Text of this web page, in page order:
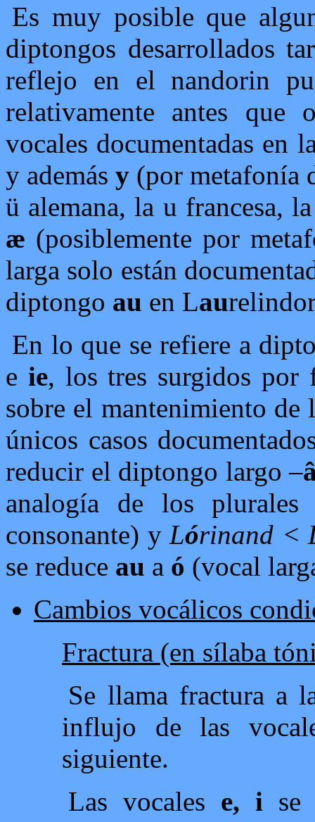
Es muy posible que
diptongos desarrollados
reflejo en el nandorin
relativamente antes que
vocales documentadas en
y además y (por metafonía
ü alemana, la u francesa,
æ (posiblemente por
larga solo están
diptongo au en Lau
En lo que se refiere a
e ie, los tres surgidos por
sobre el mantenimiento
únicos casos
reducir el diptongo largo –
analogía de los plurales
consonante) y Lórinand <
se reduce au a ó (vocal
Cambios vocálicos
Fractura (en sílaba
Se llama fractura a
influjo de las
siguiente.
Las vocales e, i se